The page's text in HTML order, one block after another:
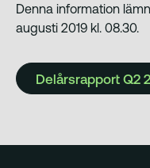
Denna information
augusti 2019 kl. 08.30.
Delårsrapport Q2